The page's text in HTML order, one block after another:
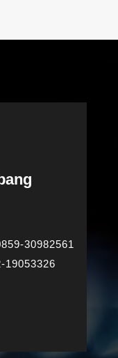
30982561
19053326